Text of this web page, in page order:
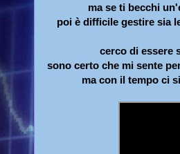
ma se ti becchi
poi è difficile gestire sia
cerco di essere
sono certo che mi sente
ma con il tempo ci